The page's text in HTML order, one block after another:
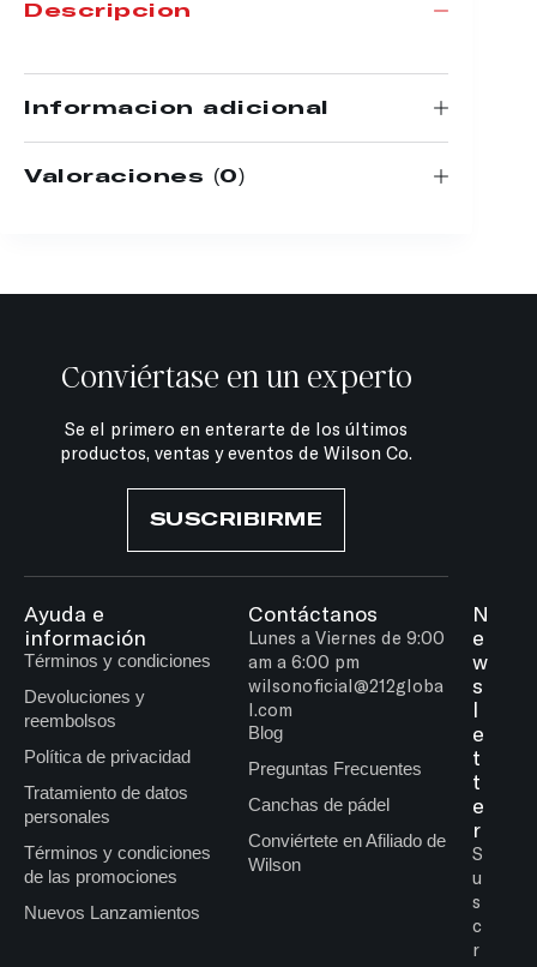
Descripción
Información adicional
Valoraciones (0)
Conviértase en un experto
Se el primero en enterarte de los últimos
productos, ventas y eventos de Wilson Co.
SUSCRIBIRME
Ayuda e
información
Términos y condiciones
Devoluciones y
reembolsos
Política de privacidad
Tratamiento de datos
personales
Términos y condiciones
de las promociones
Nuevos Lanzamientos
Contáctanos
Lunes a Viernes de 9:00
am a 6:00 pm
wilsonoficial@212globa
l.com
Blog
Preguntas Frecuentes
Canchas de pádel
Conviértete en Afiliado de
Wilson
N
e
w
s
l
e
t
t
e
r
S
u
s
c
r